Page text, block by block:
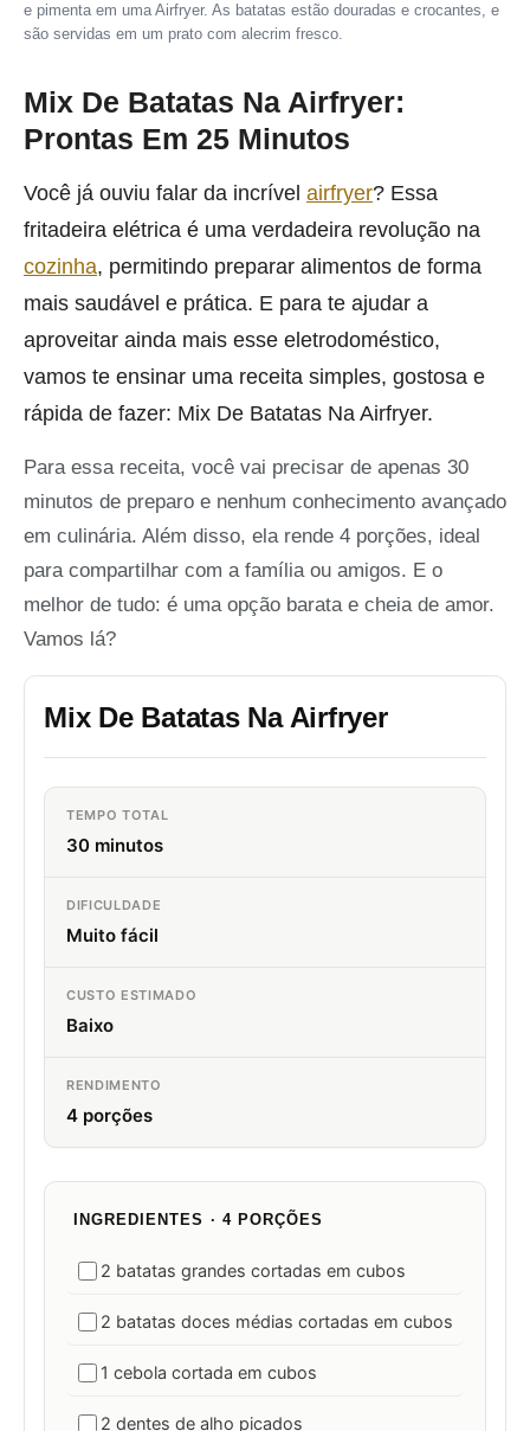
e pimenta em uma Airfryer. As batatas estão douradas e crocantes, e
são servidas em um prato com alecrim fresco.
Mix De Batatas Na Airfryer:
Prontas Em 25 Minutos
Você já ouviu falar da incrível airfryer? Essa
fritadeira elétrica é uma verdadeira revolução na
cozinha, permitindo preparar alimentos de forma
mais saudável e prática. E para te ajudar a
aproveitar ainda mais esse eletrodoméstico,
vamos te ensinar uma receita simples, gostosa e
rápida de fazer: Mix De Batatas Na Airfryer.
Para essa receita, você vai precisar de apenas 30
minutos de preparo e nenhum conhecimento avançado
em culinária. Além disso, ela rende 4 porções, ideal
para compartilhar com a família ou amigos. E o
melhor de tudo: é uma opção barata e cheia de amor.
Vamos lá?
Mix De Batatas Na Airfryer
TEMPO TOTAL
30 minutos
DIFICULDADE
Muito fácil
CUSTO ESTIMADO
Baixo
RENDIMENTO
4 porções
INGREDIENTES · 4 PORÇÕES
2 batatas grandes cortadas em cubos
2 batatas doces médias cortadas em cubos
1 cebola cortada em cubos
2 dentes de alho picados